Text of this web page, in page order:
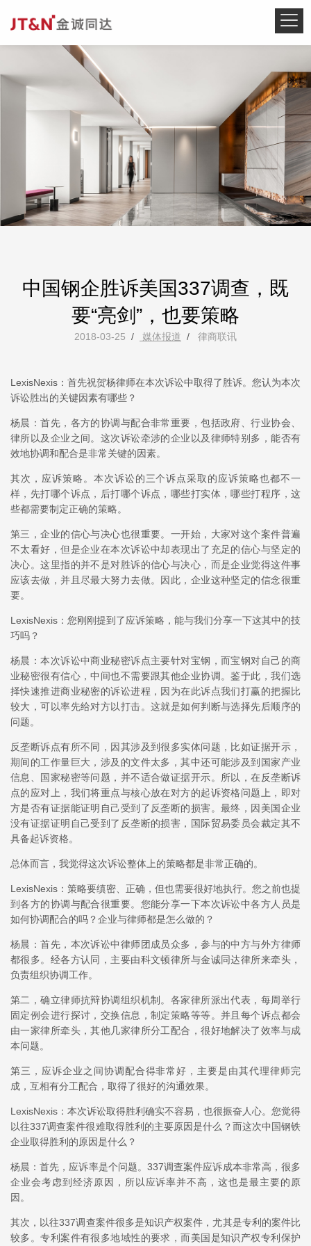
中国钢企胜诉美国337调查，既
要“亮剑”，也要策略
2018-03-25 / 媒体报道 / 律商联讯
LexisNexis：首先祝贺杨律师在本次诉讼中取得了胜诉。您认为本次
诉讼胜出的关键因素有哪些？
杨晨：首先，各方的协调与配合非常重要，包括政府、行业协会、
律所以及企业之间。这次诉讼牵涉的企业以及律师特别多，能否有
效地协调和配合是非常关键的因素。
其次，应诉策略。本次诉讼的三个诉点采取的应诉策略也都不一
样，先打哪个诉点，后打哪个诉点，哪些打实体，哪些打程序，这
些都需要制定正确的策略。
第三，企业的信心与决心也很重要。一开始，大家对这个案件普遍
不太看好，但是企业在本次诉讼中却表现出了充足的信心与坚定的
决心。这里指的并不是对胜诉的信心与决心，而是企业觉得这件事
应该去做，并且尽最大努力去做。因此，企业这种坚定的信念很重
要。
LexisNexis：您刚刚提到了应诉策略，能与我们分享一下这其中的技
巧吗？
杨晨：本次诉讼中商业秘密诉点主要针对宝钢，而宝钢对自己的商
业秘密很有信心，中间也不需要跟其他企业协调。鉴于此，我们选
择快速推进商业秘密的诉讼进程，因为在此诉点我们打赢的把握比
较大，可以率先给对方以打击。这就是如何判断与选择先后顺序的
问题。
反垄断诉点有所不同，因其涉及到很多实体问题，比如证据开示，
期间的工作量巨大，涉及的文件太多，其中还可能涉及到国家产业
信息、国家秘密等问题，并不适合做证据开示。所以，在反垄断诉
点的应对上，我们将重点与核心放在对方的起诉资格问题上，即对
方是否有证据能证明自己受到了反垄断的损害。最终，因美国企业
没有证据证明自己受到了反垄断的损害，国际贸易委员会裁定其不
具备起诉资格。
总体而言，我觉得这次诉讼整体上的策略都是非常正确的。
LexisNexis：策略要缜密、正确，但也需要很好地执行。您之前也提
到各方的协调与配合很重要。您能分享一下本次诉讼中各方人员是
如何协调配合的吗？企业与律师都是怎么做的？
杨晨：首先，本次诉讼中律师团成员众多，参与的中方与外方律师
都很多。经各方认同，主要由科文顿律所与金诚同达律所来牵头，
负责组织协调工作。
第二，确立律师抗辩协调组织机制。各家律所派出代表，每周举行
固定例会进行探讨，交换信息，制定策略等等。并且每个诉点都会
由一家律所牵头，其他几家律所分工配合，很好地解决了效率与成
本问题。
第三，应诉企业之间协调配合得非常好，主要是由其代理律师完
成，互相有分工配合，取得了很好的沟通效果。
LexisNexis：本次诉讼取得胜利确实不容易，也很振奋人心。您觉得
以往337调查案件很难取得胜利的主要原因是什么？而这次中国钢铁
企业取得胜利的原因是什么？
杨晨：首先，应诉率是个问题。337调查案件应诉成本非常高，很多
企业会考虑到经济原因，所以应诉率并不高，这也是最主要的原
因。
其次，以往337调查案件很多是知识产权案件，尤其是专利的案件比
较多。专利案件有很多地域性的要求，而美国是知识产权专利保护